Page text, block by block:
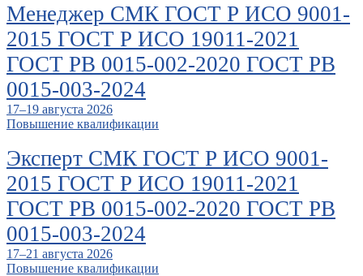
Менеджер СМК ГОСТ Р ИСО 9001-
2015 ГОСТ Р ИСО 19011-2021
ГОСТ РВ 0015-002-2020 ГОСТ РВ
0015-003-2024
17–19 августа 2026
Повышение квалификации
Эксперт СМК ГОСТ Р ИСО 9001-
2015 ГОСТ Р ИСО 19011-2021
ГОСТ РВ 0015-002-2020 ГОСТ РВ
0015-003-2024
17–21 августа 2026
Повышение квалификации